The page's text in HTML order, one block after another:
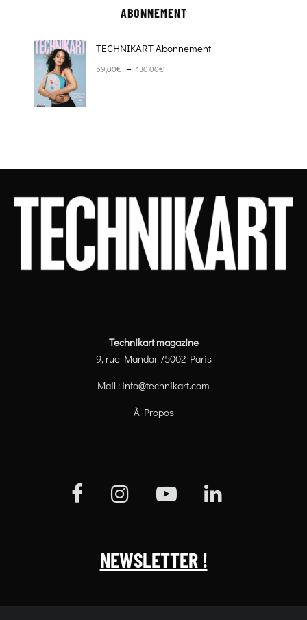
ABONNEMENT
TECHNIKART Abonnement
59,00€ – 130,00€
Technikart magazine
9, rue Mandar 75002 Paris
Mail : info@technikart.com
À Propos
NEWSLETTER !